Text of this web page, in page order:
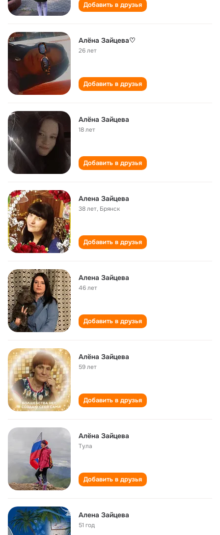
Добавить в друзья
Алёна Зайцева♡
26 лет
Добавить в друзья
Алëна Зайцева
18 лет
Добавить в друзья
Алена Зайцева
38 лет, Брянск
Добавить в друзья
Алена Зайцева
46 лет
Добавить в друзья
Алёна Зайцева
59 лет
Добавить в друзья
Алёна Зайцева
Тула
Добавить в друзья
Алена Зайцева
51 год